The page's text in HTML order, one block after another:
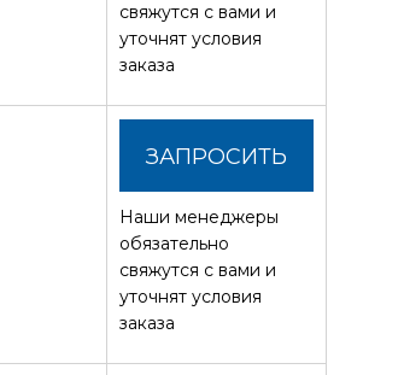
свяжутся с вами и
уточнят условия
заказа
ЗАПРОСИТЬ
СТОИМОСТЬ
Наши менеджеры
обязательно
свяжутся с вами и
уточнят условия
заказа